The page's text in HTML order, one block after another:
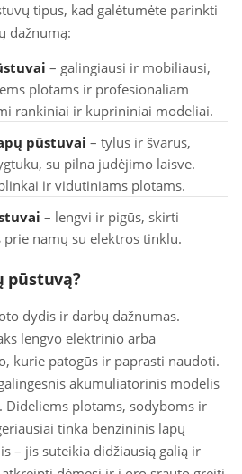
tipus, kad galėtumėte parinkti
dažnumą:
– galingiausi ir mobiliausi,
plotams ir profesionaliam
rankiniai ir kuprininiai modeliai.
pūstuvai – tylūs ir švarūs,
su pilna judėjimo laisve.
ir vidutiniams plotams.
– lengvi ir pigūs, skirti
namų su elektros tinklu.
pūstuvą?
dydis ir darbų dažnumas.
lengvo elektrinio arba
kurie patogūs ir paprasti naudoti.
akumuliatorinis modelis
Dideliems plotams, sodyboms ir
tinka benzininis lapų
– jis suteikia didžiausią galią ir